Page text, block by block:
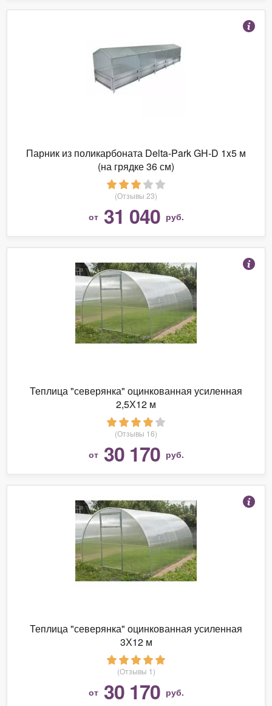
Парник из поликарбоната Delta-Park GH-D 1x5 м
(на грядке 36 см)
(Отзывы 23)
от 31 040 руб.
Теплица "северянка" оцинкованная усиленная
2,5Х12 м
(Отзывы 16)
от 30 170 руб.
Теплица "северянка" оцинкованная усиленная
3Х12 м
(Отзывы 1)
от 30 170 руб.